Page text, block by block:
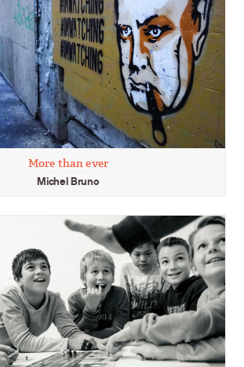
More than ever
Michel Bruno